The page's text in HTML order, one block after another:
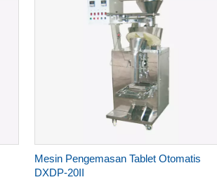
Mesin Pengemasan Tablet Otomatis
DXDP-20II